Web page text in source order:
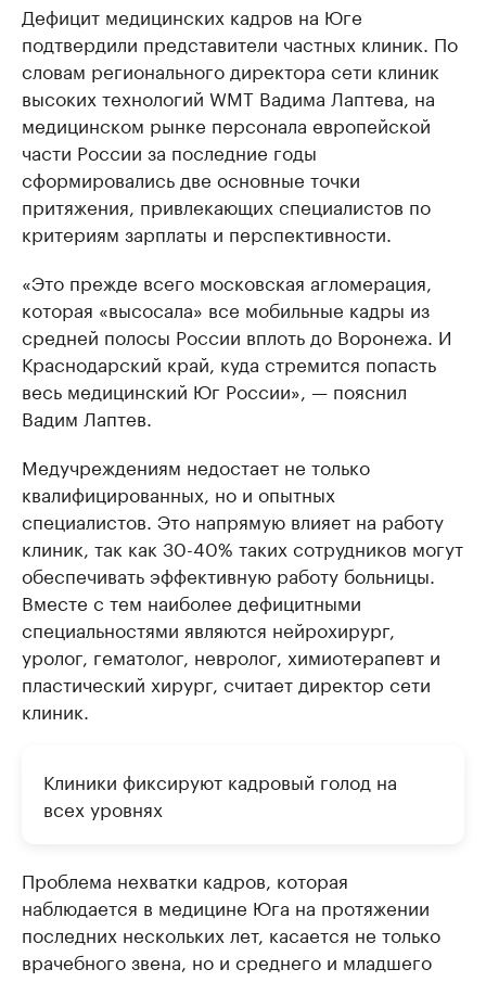
Дефицит медицинских кадров на Юге
подтвердили представители частных клиник. По
словам регионального директора сети клиник
высоких технологий WMT Вадима Лаптева, на
медицинском рынке персонала европейской
части России за последние годы
сформировались две основные точки
притяжения, привлекающих специалистов по
критериям зарплаты и перспективности.
«Это прежде всего московская агломерация,
которая «высосала» все мобильные кадры из
средней полосы России вплоть до Воронежа. И
Краснодарский край, куда стремится попасть
весь медицинский Юг России», — пояснил
Вадим Лаптев.
Медучреждениям недостает не только
квалифицированных, но и опытных
специалистов. Это напрямую влияет на работу
клиник, так как 30-40% таких сотрудников могут
обеспечивать эффективную работу больницы.
Вместе с тем наиболее дефицитными
специальностями являются нейрохирург,
уролог, гематолог, невролог, химиотерапевт и
пластический хирург, считает директор сети
клиник.
Клиники фиксируют кадровый голод на
всех уровнях
Проблема нехватки кадров, которая
наблюдается в медицине Юга на протяжении
последних нескольких лет, касается не только
врачебного звена, но и среднего и младшего